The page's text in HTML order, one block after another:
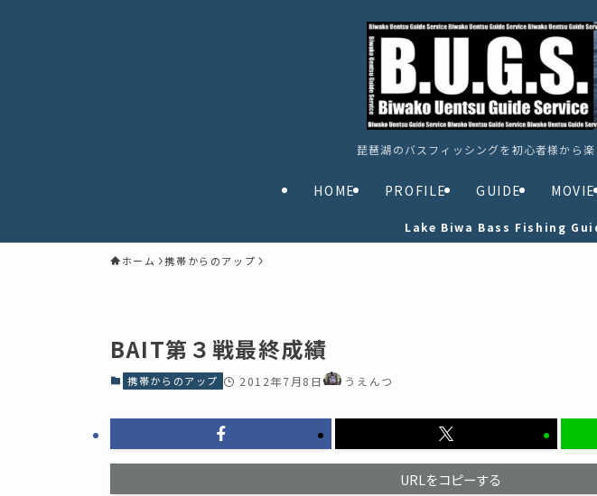
琵琶湖のバスフィッシングを初心者様から
HOME PROFILE GUIDE MOVIE
Lake Biwa Bass Fishing
ホーム 携帯からのアップ
BAIT第３戦最終成績
携帯からのアップ 2012年7月8日 うえんつ
URLをコピーする